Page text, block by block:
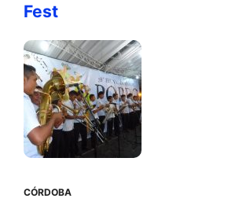
Fest
CÓRDOBA